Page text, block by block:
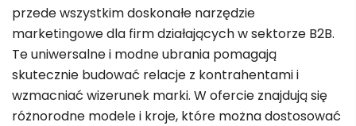
przede wszystkim doskonałe narzędzie
marketingowe dla firm działających w sektorze B2B.
Te uniwersalne i modne ubrania pomagają
skutecznie budować relacje z kontrahentami i
wzmacniać wizerunek marki. W ofercie znajdują się
różnorodne modele i kroje, które można dostosować